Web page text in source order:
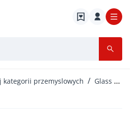
kategorii przemyslowych Glass Production and Processing Equipment